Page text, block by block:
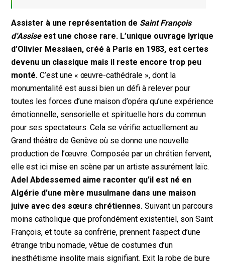
Assister à une représentation de Saint François
d’Assiseest une chose rare. L’unique ouvrage lyrique
d’Olivier Messiaen, créé à Paris en 1983, est certes
devenu un classique mais il reste encore trop peu
monté. C’est une « œuvre-cathédrale », dont la
monumentalité est aussi bien un défi à relever pour
toutes les forces d’une maison d’opéra qu’une expérience
émotionnelle, sensorielle et spirituelle hors du commun
pour ses spectateurs. Cela se vérifie actuellement au
Grand théâtre de Genève où se donne une nouvelle
production de l’œuvre. Composée par un chrétien fervent,
elle est ici mise en scène par un artiste assurément laïc.
Adel Abdessemed aime raconter qu’il est né en
Algérie d’une mère musulmane dans une maison
juive avec des sœurs chrétiennes. Suivant un parcours
moins catholique que profondément existentiel, son Saint
François, et toute sa confrérie, prennent l’aspect d’une
étrange tribu nomade, vêtue de costumes d’un
inesthétisme insolite mais signifiant. Exit la robe de bure